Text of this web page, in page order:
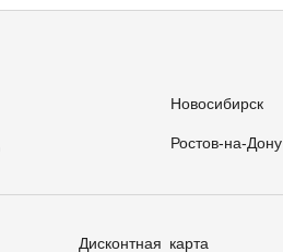
Новосибирск
Ростов-на-Дону
Дисконтная карта